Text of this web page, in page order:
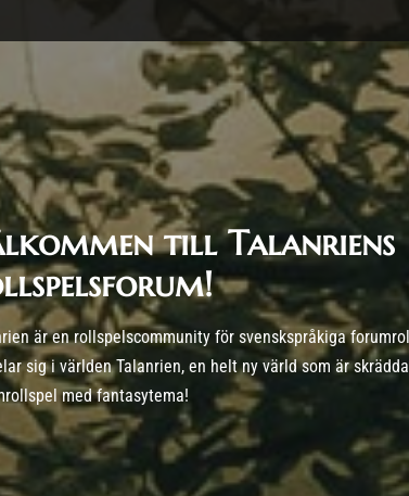
till Talanriens
är en rollspelscommunity för svenskspråkiga
sig i världen Talanrien, en helt ny värld som är
med fantasytema!